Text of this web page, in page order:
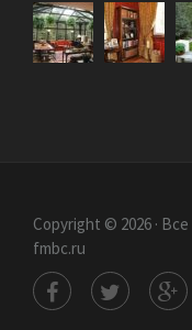
Copyright © 2026 ·
fmbc.ru